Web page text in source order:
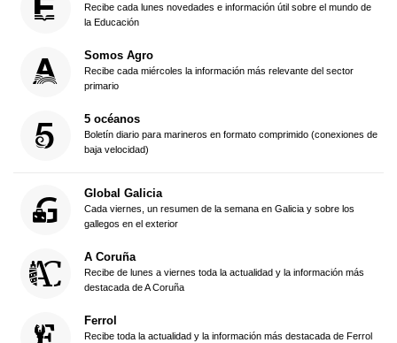
Recibe cada lunes novedades e información útil sobre el mundo de
la Educación
Somos Agro
Recibe cada miércoles la información más relevante del sector
primario
5 océanos
Boletín diario para marineros en formato comprimido (conexiones de
baja velocidad)
Global Galicia
Cada viernes, un resumen de la semana en Galicia y sobre los
gallegos en el exterior
A Coruña
Recibe de lunes a viernes toda la actualidad y la información más
destacada de A Coruña
Ferrol
Recibe toda la actualidad y la información más destacada de Ferrol